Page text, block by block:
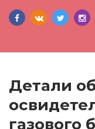
Детали
газового